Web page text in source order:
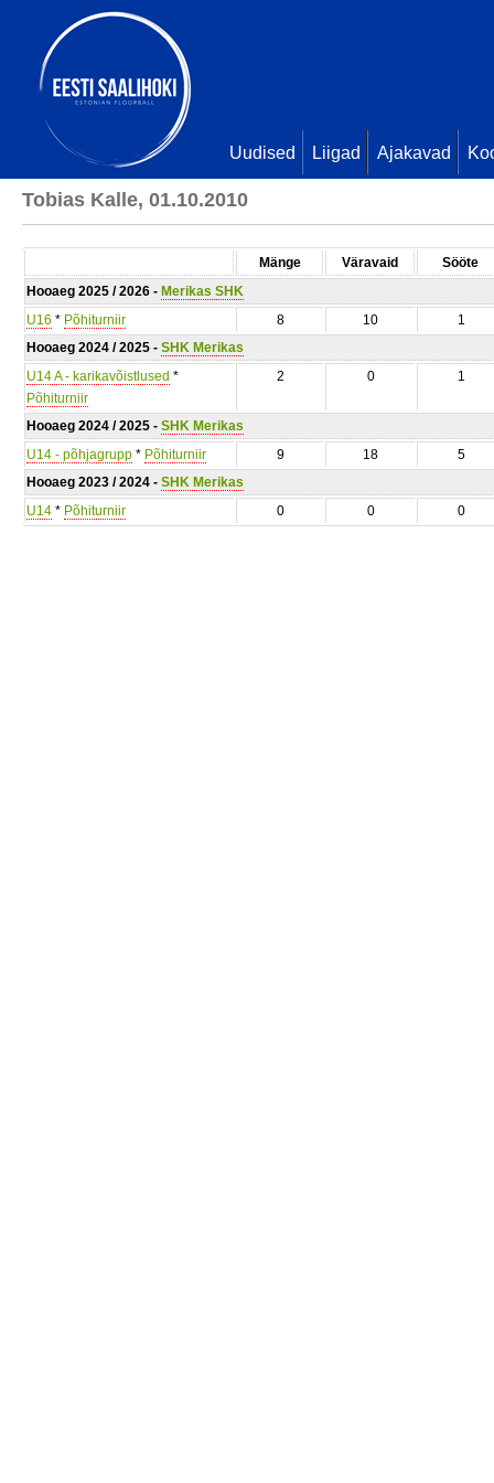
Uudised Liigad Ajakavad
Tobias Kalle, 01.10.2010
Mänge Väravaid
Sööte
Hooaeg 2025 / 2026 - Merikas SHK
U16 * Põhiturniir 8 10
1
Hooaeg 2024 / 2025 - SHK Merikas
U14 A - karikavõistlused *
Põhiturniir
2 0 1
Hooaeg 2024 / 2025 - SHK Merikas
U14 - põhjagrupp * Põhiturniir 9 18
5
Hooaeg 2023 / 2024 - SHK Merikas
U14 * Põhiturniir 0 0 0